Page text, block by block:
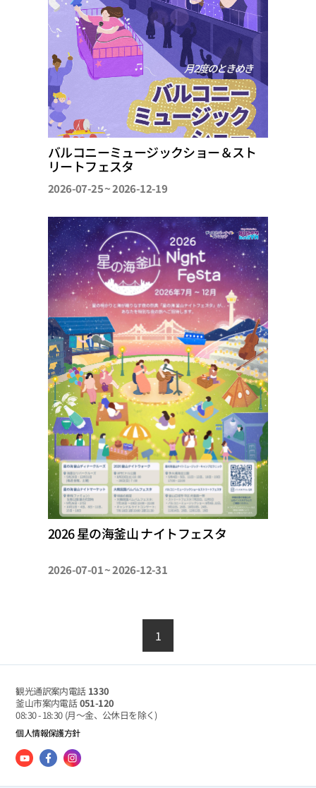
バルコニーミュージックショー＆スト
リートフェスタ
2026-07-25 ~ 2026-12-19
2026 星の海釜山 ナイトフェスタ
2026-07-01 ~ 2026-12-31
1
観光通訳案内電話 1330
釜山市案内電話051-120
08:30 - 18:30 (月～金、公休日を除く)
個人情報保護方針